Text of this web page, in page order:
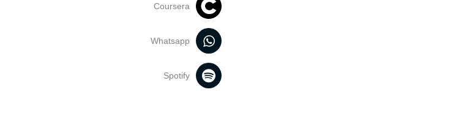
Coursera
Whatsapp
Spotify